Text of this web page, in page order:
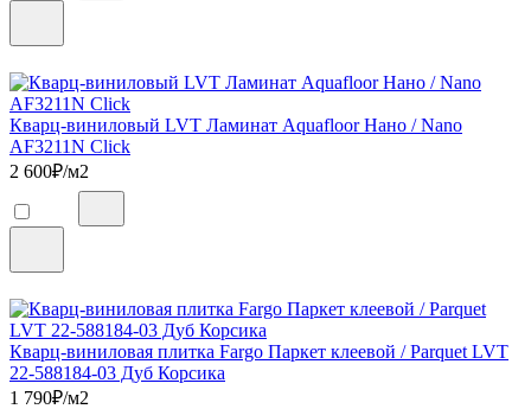
Кварц-виниловый LVT Ламинат Aquafloor Нано / Nano
AF3211N Click
2 600₽/м2
Кварц-виниловая плитка Fargo Паркет клеевой / Parquet LVT
22-588184-03 Дуб Корсика
1 790₽/м2